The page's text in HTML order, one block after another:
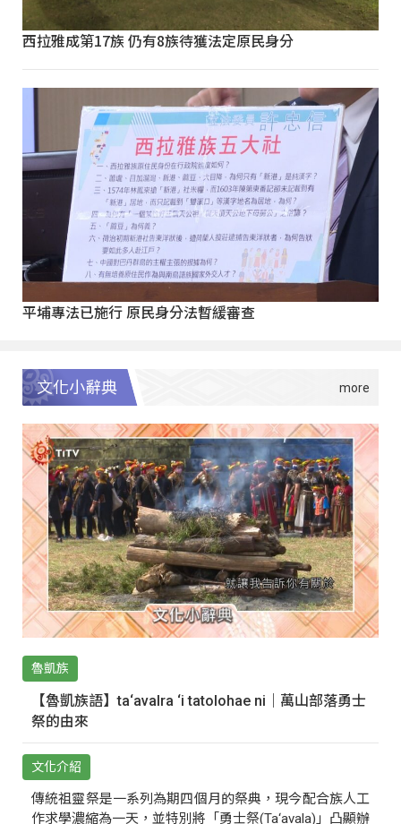
西拉雅成第17族 仍有8族待獲法定原民身分
平埔專法已施行 原民身分法暫緩審查
文化小辭典
魯凱族
【魯凱族語】ta‘avalra ‘i tatolohae ni｜萬山部落勇士
祭的由來
文化介紹
傳統祖靈祭是一系列為期四個月的祭典，現今配合族人工
作求學濃縮為一天，並特別將「勇士祭(Ta‘avala)」凸顯辦